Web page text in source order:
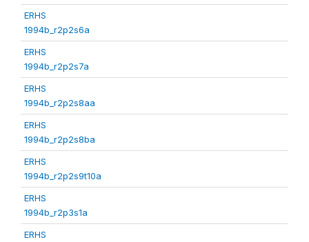
ERHS
1994b_r2p2s6a
ERHS
1994b_r2p2s7a
ERHS
1994b_r2p2s8aa
ERHS
1994b_r2p2s8ba
ERHS
1994b_r2p2s9t10a
ERHS
1994b_r2p3s1a
ERHS